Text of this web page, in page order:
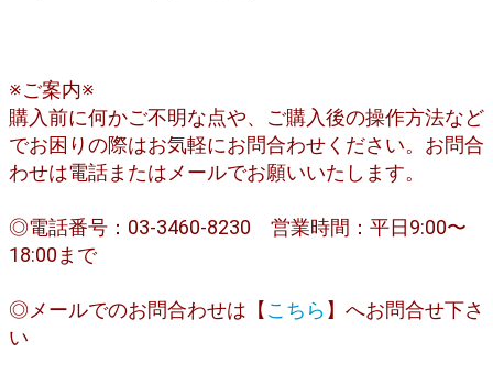
※ご案内※
購入前に何かご不明な点や、ご購入後の操作方法など
でお困りの際はお気軽にお問合わせください。お問合
わせは電話またはメールでお願いいたします。
◎電話番号：03-3460-8230 営業時間：平日9:00〜
18:00まで
◎メールでのお問合わせは【 こちら 】へお問合せ下さ
い